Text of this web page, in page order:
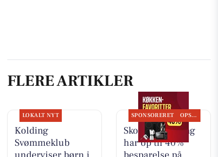
FLERE ARTIKLER
LOKALT NYT
Kolding
Svømmeklub
SPONSORERET OPSLAGSTAVLEN
Skousen Kolding
har op til 40%